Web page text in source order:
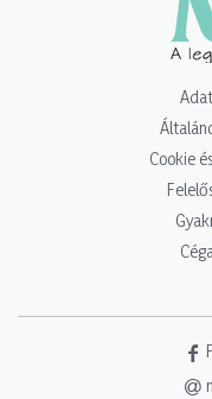
Cookie